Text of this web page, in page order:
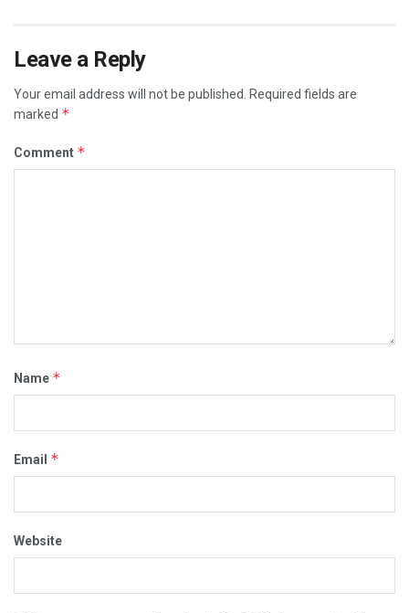
Leave a Reply
Your email address will not be published. Required fields are
marked *
Comment *
Name *
Email *
Website